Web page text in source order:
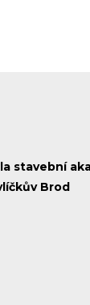
stavební
Brod